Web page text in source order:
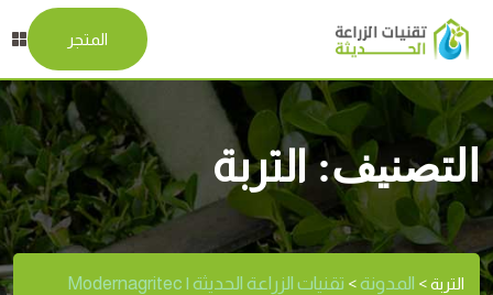
المتجر
التصنيف:التربة
التربة> المدونة> تقنيات الزراعة الحديثة | Modernagritec